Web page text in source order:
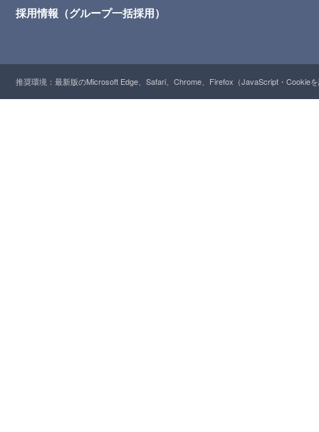
採用情報（グループ一括採用）
推奨環境：最新版のMicrosoft Edge、Safari、Chrome、Firefox（JavaScript・Cookie